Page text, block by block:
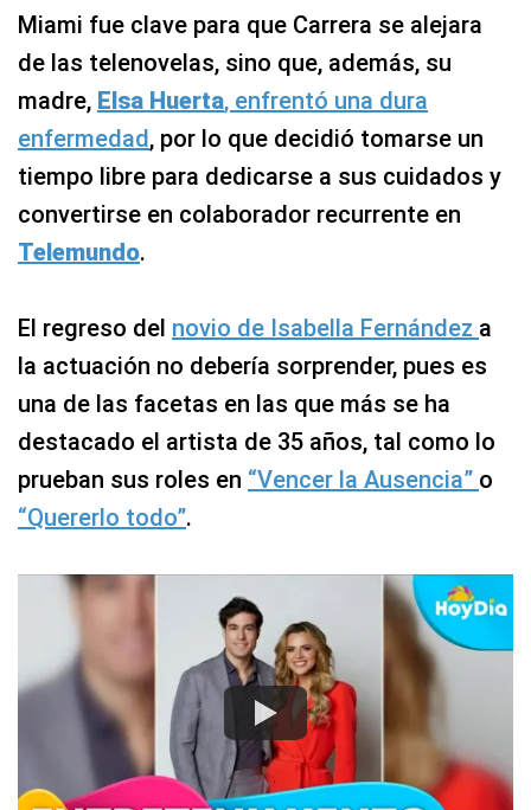
Miami fue clave para que Carrera se alejara
de las telenovelas, sino que, además, su
madre, Elsa Huerta, enfrentó una dura
enfermedad, por lo que decidió tomarse un
tiempo libre para dedicarse a sus cuidados y
convertirse en colaborador recurrente en
Telemundo.
El regreso del novio de Isabella Fernández a
la actuación no debería sorprender, pues es
una de las facetas en las que más se ha
destacado el artista de 35 años, tal como lo
prueban sus roles en “Vencer la Ausencia” o
“Quererlo todo”.